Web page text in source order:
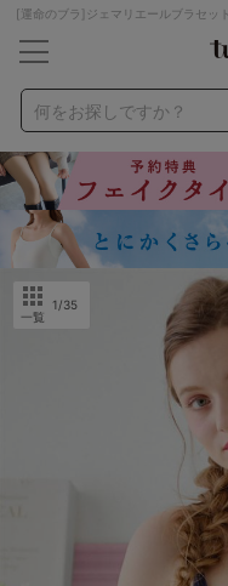
[運命のブラ]ジェマリエールブラセッ
何をお探しですか？
ナイトブラ ノンワイヤー
折り畳み
パジャマ
ルームウェア
育乳ブラ
カテゴリから探す
一覧
1/35